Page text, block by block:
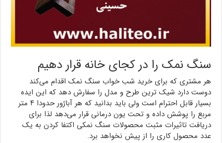
سنگ نمک را در کجای خانه قرار دهیم
هر مشتری که برای خرید شب خواب سنگ نمک اقدام می‌کند
دوست دارد شیک ترین طرح و مدل را سفارش دهد که این ایده
بسیار قابل احترام است ولی باید بدانید که هر آباژور حدودا ۴ متر
مربع را پوشش داده و تحت یون درمانی قرار می‌دهد لذا برای
دریافت تاثیرات مثبت محصولات سنگ نمکی اکتفا کردن به یک
عدد محصول کاری را از پیش نخواهد برد.